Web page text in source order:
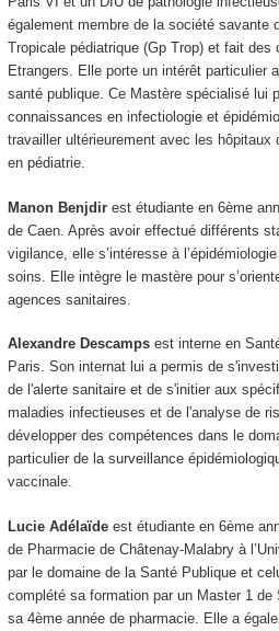
également membre de la société savante
Tropicale pédiatrique (Gp Trop) et fait
Etrangers. Elle porte un intérêt particulier
santé publique. Ce Mastère spécialisé lui
connaissances en infectiologie et
travailler ultérieurement avec les hôpitaux
en pédiatrie.
Manon Benjdir est étudiante en 6ème
de Caen. Après avoir effectué différents
vigilance, elle s’intéresse à
soins. Elle intègre le mastère pour
agences sanitaires.
Alexandre Descampsest interne en
Paris. Son internat lui a permis de
de l'alerte sanitaire et de s'initier aux
maladies infectieuses et de l'analyse de
développer des compétences dans le
particulier de la surveillance
vaccinale.
Lucie Adélaïdeest étudiante en 6ème
de Pharmacie de Châtenay-Malabry à
par le domaine de la Santé Publique et
complété sa formation par un Master 1 de
sa 4ème année de pharmacie. Elle a